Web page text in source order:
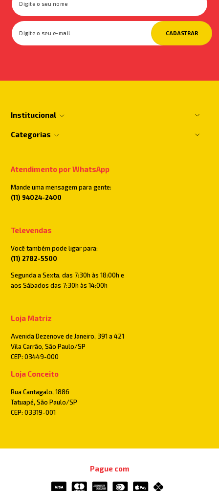
CADASTRAR
Institucional
Categorias
Atendimento por WhatsApp
Mande uma mensagem para gente:
(11) 94024-2400
Televendas
Você também pode ligar para:
(11) 2782-5500
Segunda a Sexta, das 7:30h às 18:00h e
aos Sábados das 7:30h às 14:00h
Loja Matriz
Avenida Dezenove de Janeiro, 391 a 421
Vila Carrão, São Paulo/SP
CEP: 03449-000
Loja Conceito
Rua Cantagalo, 1886
Tatuapé, São Paulo/SP
CEP: 03319-001
Pague com